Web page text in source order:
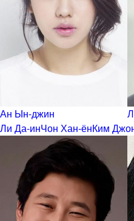
Ан Ын-джин
Ли Да-инЧон Хан-ёнКим